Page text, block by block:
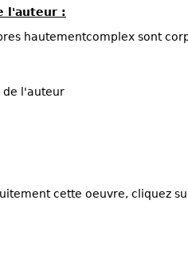
l'auteur :
hautementcomplex sont
de l'auteur
cette oeuvre, cliquez